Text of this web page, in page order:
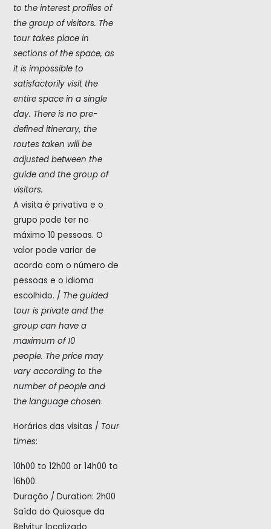
to the interest profiles of
the group of visitors. The
tour takes place in
sections of the space, as
it is impossible to
satisfactorily visit the
entire space in a single
day. There is no pre-
defined itinerary, the
routes taken will be
adjusted between the
guide and the group of
visitors.
A visita é privativa e o
grupo pode ter no
máximo 10 pessoas. O
valor pode variar de
acordo com o número de
pessoas e o idioma
escolhido. / The guided
tour is private and the
group can have a
maximum of 10
people. The price may
vary according to the
number of people and
the language chosen.
Horários das visitas / Tour
times:
10h00 to 12h00 or 14h00 to
16h00.
Duração / Duration: 2h00
Saída do Quiosque da